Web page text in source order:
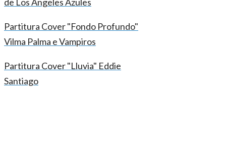
Partitura Cover "Fondo Profundo"
Vilma Palma e Vampiros
Partitura Cover "Lluvia" Eddie
Santiago